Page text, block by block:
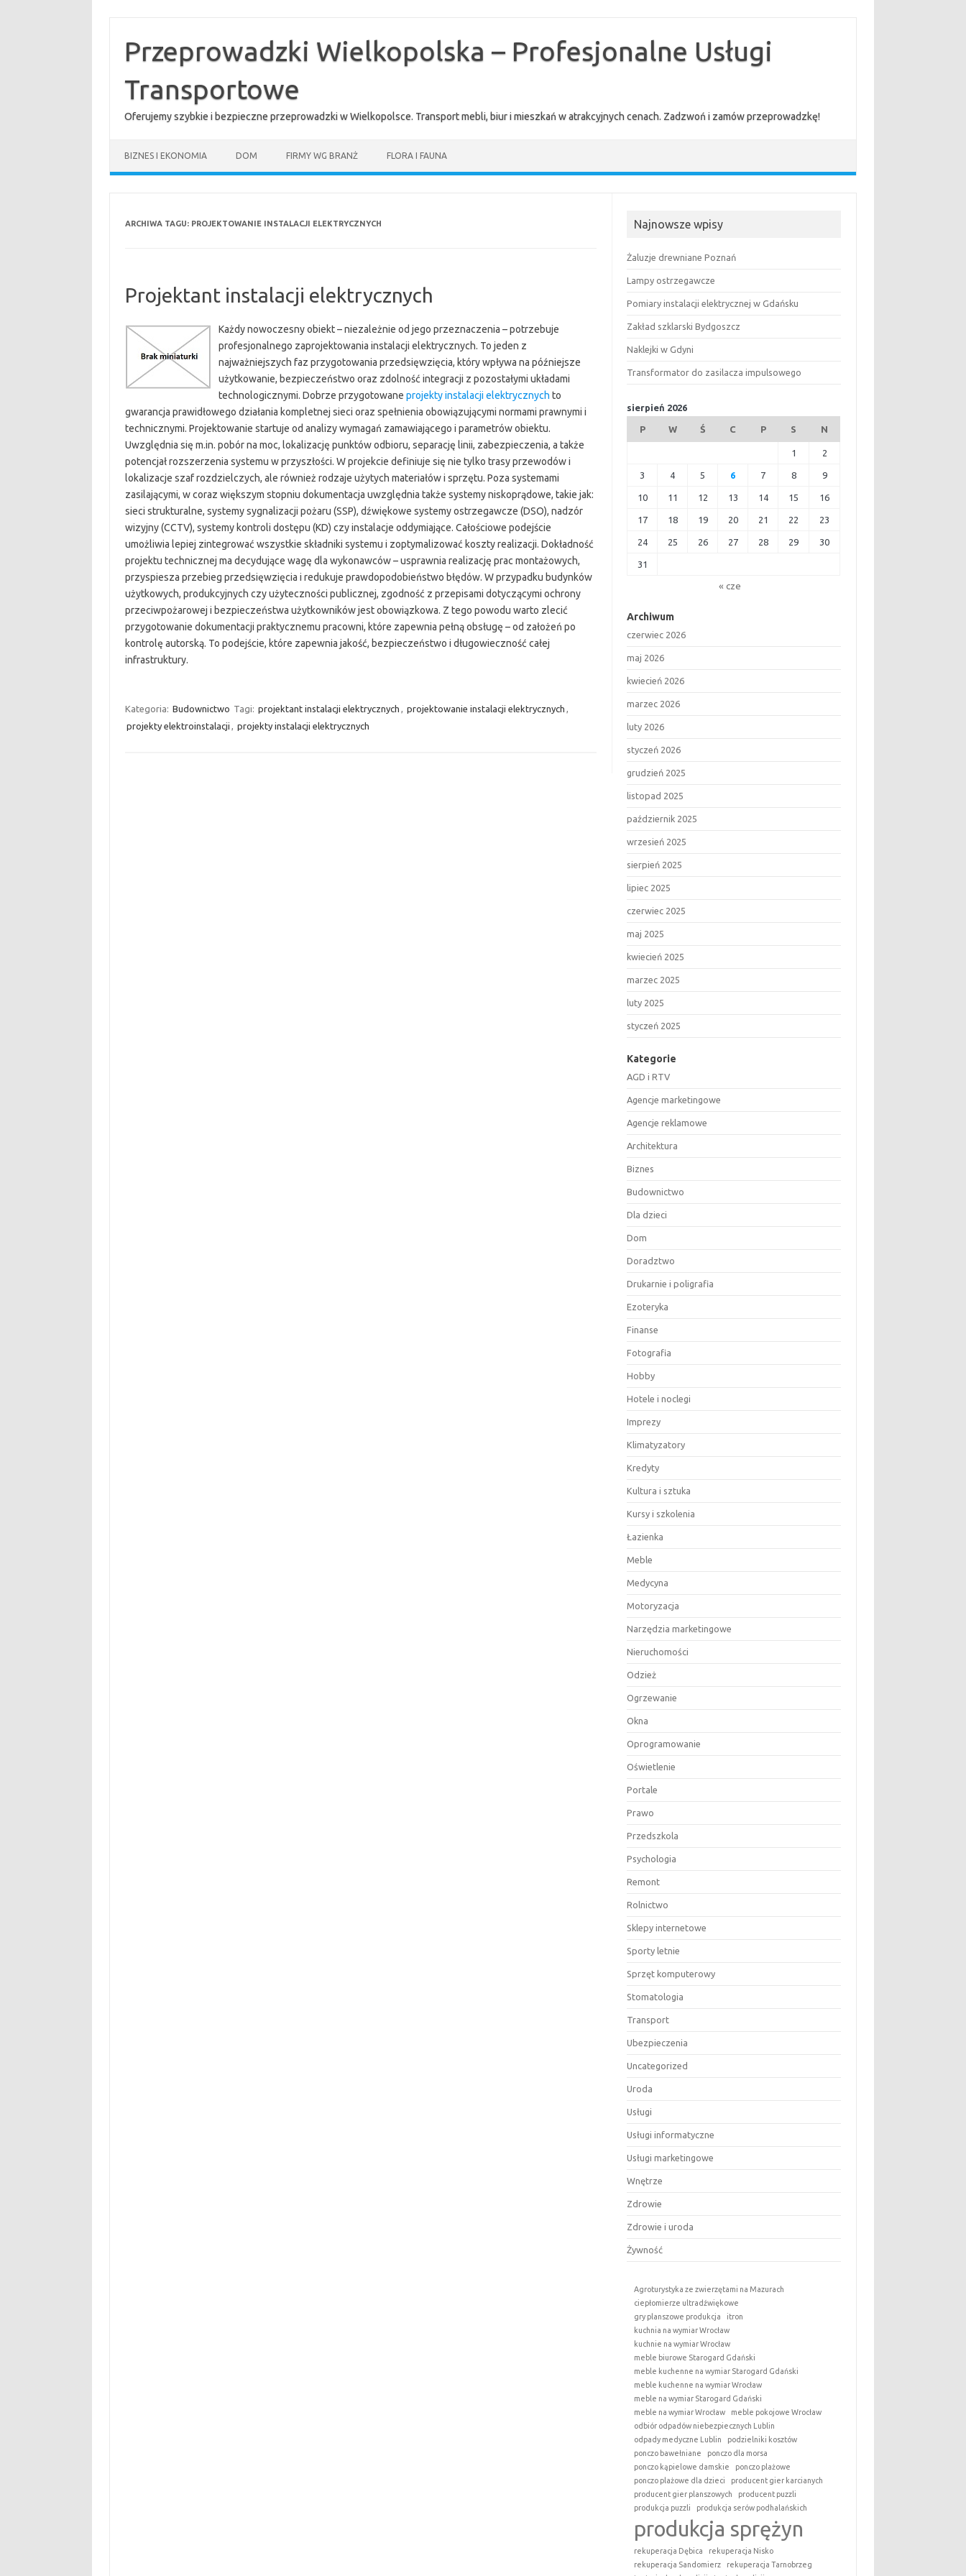
treściPrzeprowadzki Wielkopolska – Profesjonalne Usługi
Transportowe
Oferujemy szybkie i bezpieczne przeprowadzki w Wielkopolsce. Transport mebli, biur i mieszkań w atrakcyjnych cenach. Zadzwoń i zamów przeprowadzkę!
BIZNES I EKONOMIA DOM FIRMY WG BRANŻ FLORA I FAUNA
ARCHIWA TAGU: PROJEKTOWANIE INSTALACJI ELEKTRYCZNYCH
Projektant instalacji elektrycznych
Każdy nowoczesny obiekt – niezależnie od jego przeznaczenia – potrzebuje
profesjonalnego zaprojektowania instalacji elektrycznych. To jeden z
najważniejszych faz przygotowania przedsięwzięcia, który wpływa na późniejsze
użytkowanie, bezpieczeństwo oraz zdolność integracji z pozostałymi układami
technologicznymi. Dobrze przygotowane projekty instalacji elektrycznych to
gwarancja prawidłowego działania kompletnej sieci oraz spełnienia obowiązującymi normami prawnymi i
technicznymi. Projektowanie startuje od analizy wymagań zamawiającego i parametrów obiektu.
Uwzględnia się m.in. pobór na moc, lokalizację punktów odbioru, separację linii, zabezpieczenia, a także
potencjał rozszerzenia systemu w przyszłości. W projekcie definiuje się nie tylko trasy przewodów i
lokalizacje szaf rozdzielczych, ale również rodzaje użytych materiałów i sprzętu. Poza systemami
zasilającymi, w coraz większym stopniu dokumentacja uwzględnia także systemy niskoprądowe, takie jak:
sieci strukturalne, systemy sygnalizacji pożaru (SSP), dźwiękowe systemy ostrzegawcze (DSO), nadzór
wizyjny (CCTV), systemy kontroli dostępu (KD) czy instalacje oddymiające. Całościowe podejście
umożliwia lepiej zintegrować wszystkie składniki systemu i zoptymalizować koszty realizacji. Dokładność
projektu technicznej ma decydujące wagę dla wykonawców – usprawnia realizację prac montażowych,
przyspiesza przebieg przedsięwzięcia i redukuje prawdopodobieństwo błędów. W przypadku budynków
użytkowych, produkcyjnych czy użyteczności publicznej, zgodność z przepisami dotyczącymi ochrony
przeciwpożarowej i bezpieczeństwa użytkowników jest obowiązkowa. Z tego powodu warto zlecić
przygotowanie dokumentacji praktycznemu pracowni, które zapewnia pełną obsługę – od założeń po
kontrolę autorską. To podejście, które zapewnia jakość, bezpieczeństwo i długowieczność całej
infrastruktury.
Kategoria: Budownictwo Tagi: projektant instalacji elektrycznych , projektowanie instalacji elektrycznych ,
projekty elektroinstalacji , projekty instalacji elektrycznych
Najnowsze wpisy
Żaluzje drewniane Poznań
Lampy ostrzegawcze
Pomiary instalacji elektrycznej w Gdańsku
Zakład szklarski Bydgoszcz
Naklejki w Gdyni
Transformator do zasilacza impulsowego
sierpień 2026
P W Ś C P S N
1 2
3 4 5 6 7 8 9
10 11 12 13 14 15 16
17 18 19 20 21 22 23
24 25 26 27 28 29 30
31
« cze
Archiwum
czerwiec 2026
maj 2026
kwiecień 2026
marzec 2026
luty 2026
styczeń 2026
grudzień 2025
listopad 2025
październik 2025
wrzesień 2025
sierpień 2025
lipiec 2025
czerwiec 2025
maj 2025
kwiecień 2025
marzec 2025
luty 2025
styczeń 2025
Kategorie
AGD i RTV
Agencje marketingowe
Agencje reklamowe
Architektura
Biznes
Budownictwo
Dla dzieci
Dom
Doradztwo
Drukarnie i poligrafia
Ezoteryka
Finanse
Fotografia
Hobby
Hotele i noclegi
Imprezy
Klimatyzatory
Kredyty
Kultura i sztuka
Kursy i szkolenia
Łazienka
Meble
Medycyna
Motoryzacja
Narzędzia marketingowe
Nieruchomości
Odzież
Ogrzewanie
Okna
Oprogramowanie
Oświetlenie
Portale
Prawo
Przedszkola
Psychologia
Remont
Rolnictwo
Sklepy internetowe
Sporty letnie
Sprzęt komputerowy
Stomatologia
Transport
Ubezpieczenia
Uncategorized
Uroda
Usługi
Usługi informatyczne
Usługi marketingowe
Wnętrze
Zdrowie
Zdrowie i uroda
Żywność
Agroturystyka ze zwierzętami na Mazurach
ciepłomierze ultradźwiękowe
gry planszowe produkcja
itron
kuchnia na wymiar Wrocław
kuchnie na wymiar Wrocław
meble biurowe Starogard Gdański
meble kuchenne na wymiar Starogard Gdański
meble kuchenne na wymiar Wrocław
meble na wymiar Starogard Gdański
meble na wymiar Wrocław
meble pokojowe Wrocław
odbiór odpadów niebezpiecznych Lublin
odpady medyczne Lublin
podzielniki kosztów
ponczo bawełniane
ponczo dla morsa
ponczo kąpielowe damskie
ponczo plażowe
ponczo plażowe dla dzieci
producent gier karcianych
producent gier planszowych
producent puzzli
produkcja puzzli
produkcja serów podhalańskich
produkcja sprężyn
rekuperacja Dębica
rekuperacja Nisko
rekuperacja Sandomierz
rekuperacja Tarnobrzeg